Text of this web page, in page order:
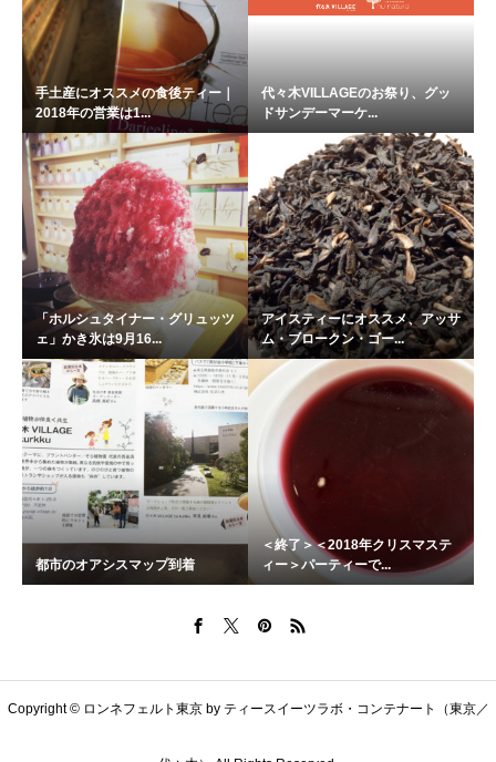
手土産にオススメの食後ティー｜
2018年の営業は1...
代々木VILLAGEのお祭り、グッ
ドサンデーマーケ...
「ホルシュタイナー・グリュッツ
ェ」かき氷は9月16...
アイスティーにオススメ、アッサ
ム・ブロークン・ゴー...
都市のオアシスマップ到着
＜終了＞＜2018年クリスマステ
ィー＞パーティーで...
Copyright © ロンネフェルト東京 by ティースイーツラボ・コンテナート（東京／